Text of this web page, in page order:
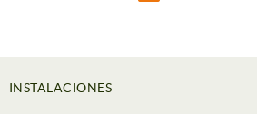
INSTALACIONES